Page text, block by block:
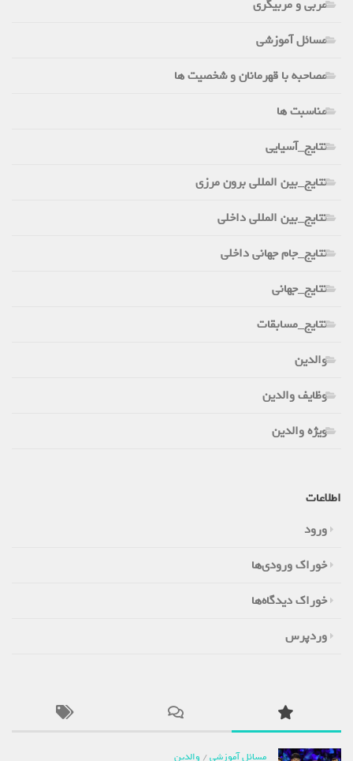
مربی و مربیگری
مسائل آموزشی
مصاحبه با قهرمانان و شخصیت ها
مناسبت ها
نتایج_آسیایی
نتایج_بین المللی برون مرزی
نتایج_بین المللی داخلی
نتایج_جام جهانی داخلی
نتایج_جهانی
نتایج_مسابقات
والدین
وظایف والدین
ویژه والدین
اطلاعات
ورود
خوراک ورودی‌ها
خوراک دیدگاه‌ها
وردپرس
مسائل آموزشی/والدین